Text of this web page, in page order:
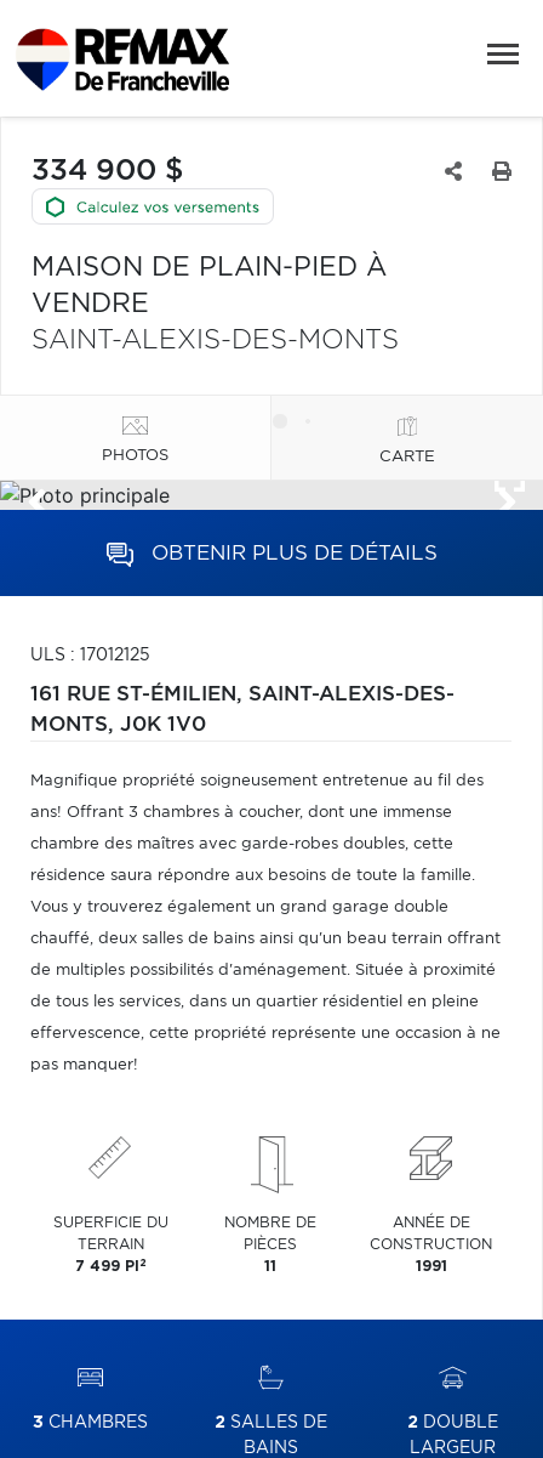
334 900 $
MAISON DE PLAIN-PIED À
VENDRE
SAINT-ALEXIS-DES-MONTS
PHOTOS CARTE
OBTENIR PLUS DE DÉTAILS
ULS : 17012125
161 RUE ST-ÉMILIEN, SAINT-ALEXIS-DES-
MONTS, J0K 1V0
Magnifique propriété soigneusement entretenue au fil des
ans! Offrant 3 chambres à coucher, dont une immense
chambre des maîtres avec garde-robes doubles, cette
résidence saura répondre aux besoins de toute la famille.
Vous y trouverez également un grand garage double
chauffé, deux salles de bains ainsi qu'un beau terrain offrant
de multiples possibilités d'aménagement. Située à proximité
de tous les services, dans un quartier résidentiel en pleine
effervescence, cette propriété représente une occasion à ne
pas manquer!
SUPERFICIE DU
TERRAIN
7 499 PI 2
NOMBRE DE
PIÈCES
11
ANNÉE DE
CONSTRUCTION
1991
3 CHAMBRES 2 SALLES DE
BAINS
2DOUBLE
LARGEUR